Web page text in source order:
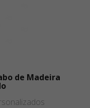
de Madeira